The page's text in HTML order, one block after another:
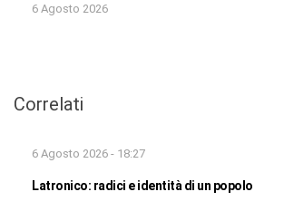
6 Agosto 2026
Correlati
6 Agosto 2026 - 18:27
Latronico: radici e identità di un popolo